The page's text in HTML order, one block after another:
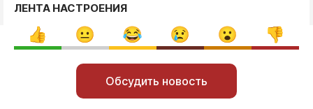
ЛЕНТА НАСТРОЕНИЯ
Обсудить новость